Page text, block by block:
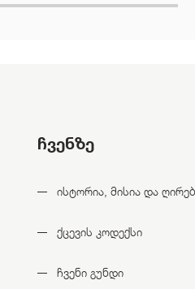
ჩვენზე
ისტორია, მისია და
ქცევის კოდექსი
ჩვენი გუნდი